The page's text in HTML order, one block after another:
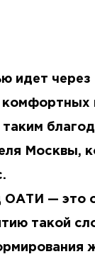
идет
Москвы,
ОАТИ — это
такой